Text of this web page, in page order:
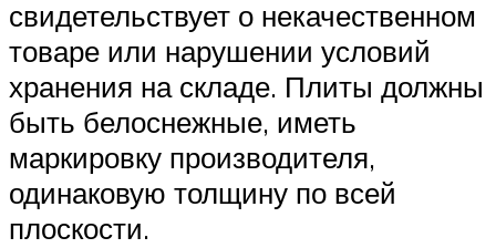
свидетельствует о некачественном
товаре или нарушении условий
хранения на складе. Плиты должны
быть белоснежные, иметь
маркировку производителя,
одинаковую толщину по всей
плоскости.